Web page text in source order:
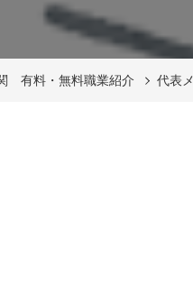
有料・無料職業紹介 代表